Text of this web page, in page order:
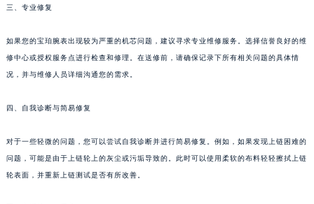
三、专业修复
如果您的宝珀腕表出现较为严重的机芯问题，建议寻求专业维修服务。选择信誉良好的维
修中心或授权服务点进行检查和修理。在送修前，请确保记录下所有相关问题的具体情
况，并与维修人员详细沟通您的需求。
四、自我诊断与简易修复
对于一些轻微的问题，您可以尝试自我诊断并进行简易修复。例如，如果发现上链困难的
问题，可能是由于上链轮上的灰尘或污垢导致的。此时可以使用柔软的布料轻轻擦拭上链
轮表面，并重新上链测试是否有所改善。